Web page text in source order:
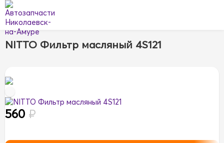
NITTO Фильтр масляный 4S121
560 ₽